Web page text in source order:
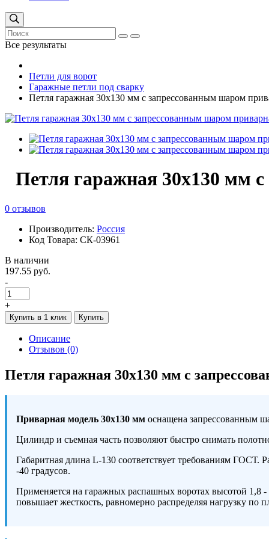
Все результаты
Петли для ворот
Гаражные петли под сварку
Петля гаражная 30х130 мм с запрессованным шаром
Петля гаражная 30х130 мм
0 отзывов
Производитель: Россия
Код Товара: СК-03961
В наличии
197.55 руб.
-
+
Купить в 1 клик Купить
Описание
Отзывов (0)
Петля гаражная 30х130 мм с
Приварная модель 30х130 мм оснащена запрессованным
Цилиндр и съемная часть позволяют быстро снимать
Габаритная длина L-130 соответствует требованиям ГОСТ.
-40 градусов.
Применяется на гаражных распашных воротах высотой 1,8
повышает жесткость, равномерно распределяя нагрузку по